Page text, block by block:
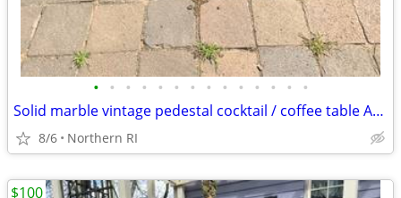
• • • • • • • • • • • • • •
Solid marble vintage pedestal cocktail / coffee table A225
8/6 Northern RI
$100